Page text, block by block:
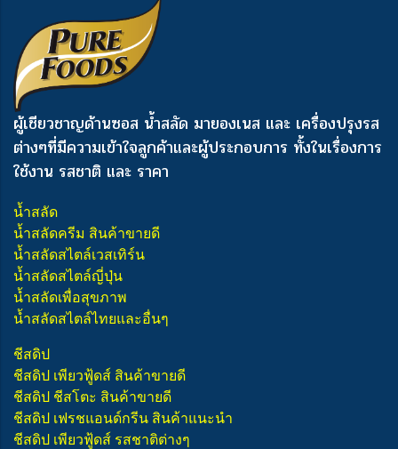
ผู้เชียวชาญด้านซอส น้ำสลัด มายองเนส และ เครื่องปรุงรส
ต่างๆที่มีความเข้าใจลูกค้าและผู้ประกอบการ ทั้งในเรื่องการ
ใช้งาน รสชาติ และ ราคา
น้ำสลัด
น้ำสลัดครีม สินค้าขายดี
น้ำสลัดสไตล์เวสเทิร์น
น้ำสลัดสไตล์ญี่ปุ่น
น้ำสลัดเพื่อสุขภาพ
น้ำสลัดสไตล์ไทยและอื่นๆ
ชีสดิป
ชีสดิป เพียวฟู้ดส์ สินค้าขายดี
ชีสดิป ชีสโตะ สินค้าขายดี
ชีสดิป เฟรชแอนด์กรีน สินค้าแนะนำ
ชีสดิป เพียวฟู้ดส์ รสชาติต่างๆ